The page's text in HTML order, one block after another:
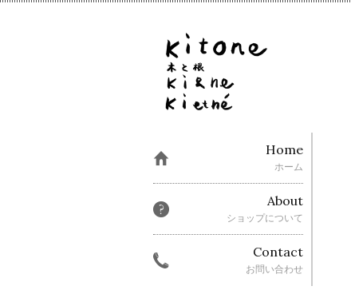
Home
ホーム
About
ショップについて
Contact
お問い合わせ